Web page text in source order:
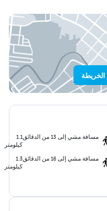
مسافة مشي إلى 13 من الدقائق
1.1
كيلومتر
مسافة مشي إلى 16 من الدقائق
1.3
كيلومتر